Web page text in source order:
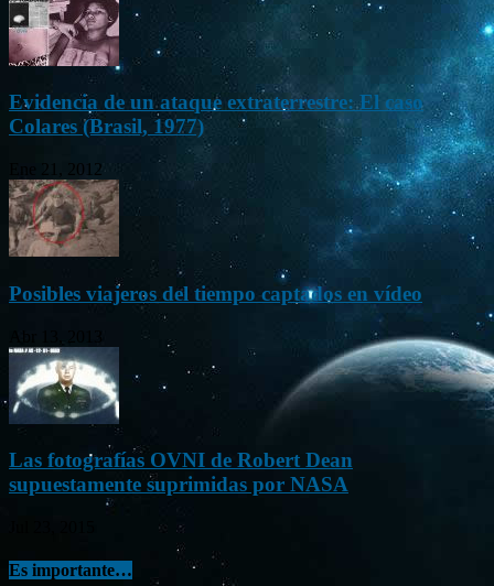
Evidencia de un ataque extraterrestre: El caso
Colares (Brasil, 1977)
Ene 21, 2012
Posibles viajeros del tiempo captados en vídeo
Las fotografías OVNI de Robert Dean
supuestamente suprimidas por NASA
Es importante…